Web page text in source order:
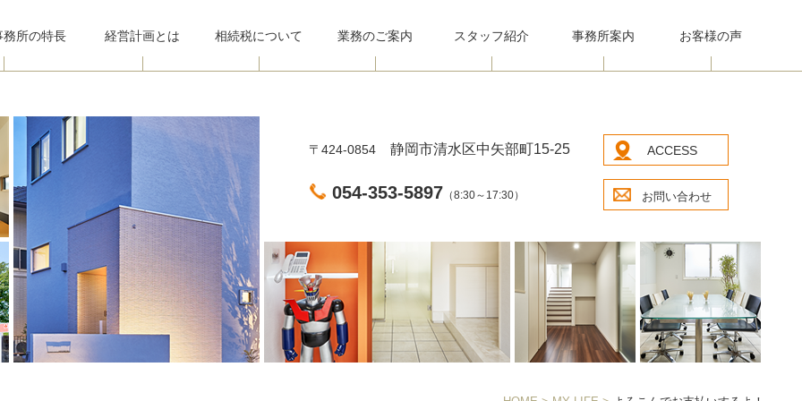
務所の特長 経営計画とは 相続税について 業務のご案内 スタッフ紹介 事務所案内 お客様の声
〒424-0854 静岡市清水区中矢部町15-25 ACCESS
054-353-5897 （8:30～17:30） お問い合わせ